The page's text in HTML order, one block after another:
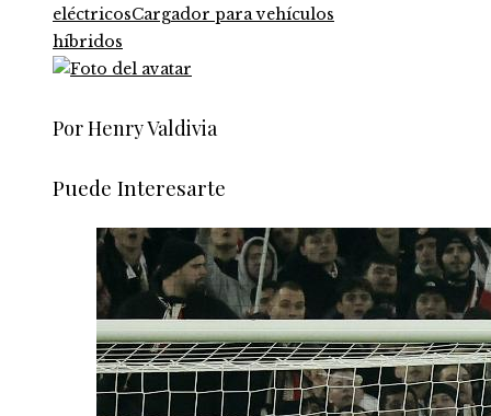
eléctricosCargador para vehículos
híbridos
Por Henry Valdivia
Puede Interesarte